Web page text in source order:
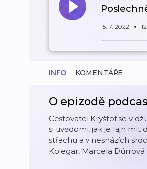
15. 7. 2022
INFO KOMENTÁŘE
O epizodě
Cestovatel Kryštof se v
si uvědomí, jak je fajn mít
střechu a v nesnázích
Kolegar, Marcela Dürrová